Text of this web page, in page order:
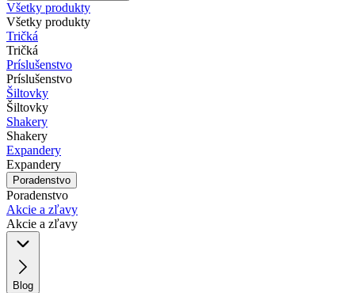
Všetky produkty
Všetky produkty
Tričká
Tričká
Príslušenstvo
Príslušenstvo
Šiltovky
Šiltovky
Shakery
Shakery
Expandery
Expandery
Poradenstvo
Poradenstvo
Akcie a zľavy
Akcie a zľavy
Blog